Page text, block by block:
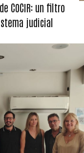
COCIR: un filtro
judicial